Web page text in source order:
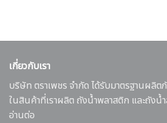
เกี่ยวกับเรา
บริษัท ตราเพชร จำกัด ได้รับมาตรฐานผลิ
ในสินค้าที่เราผลิต ถังน้ำพลาสติก และถังน้
อ่านต่อ